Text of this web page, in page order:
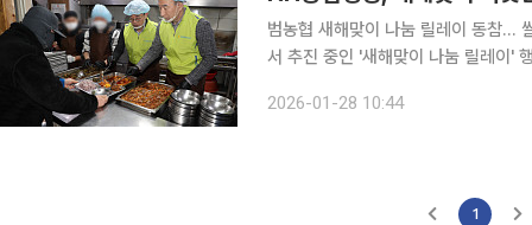
범농협 새해맞이 나눔 릴레이 동참... 쌀·김치 나눔 및
서 추진 중인 '새해맞이 나눔 릴레이'
한 나눔 활동으로, 서울특별시립 브릿
2026-01-28 10:44
1